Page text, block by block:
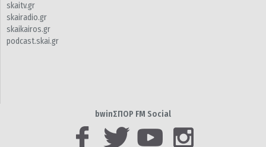
skaitv.gr
skairadio.gr
skaikairos.gr
podcast.skai.gr
bwinΣΠΟΡ FM Social